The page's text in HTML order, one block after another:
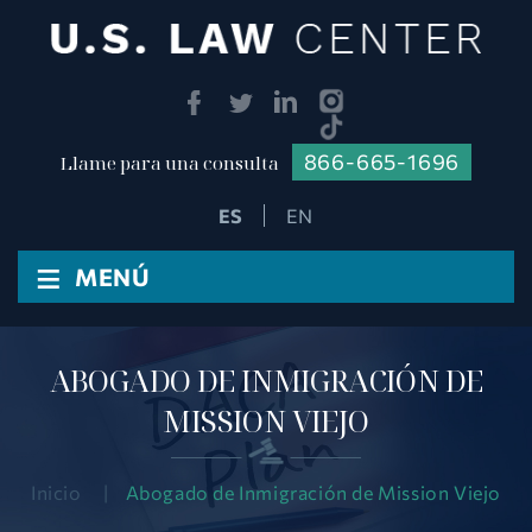
Llame para una consulta 866-665-1696
EN
≡ MENÚ
ABOGADO DE INMIGRACIÓN DE
MISSION VIEJO
Inicio | Abogado de Inmigración de Mission Viejo